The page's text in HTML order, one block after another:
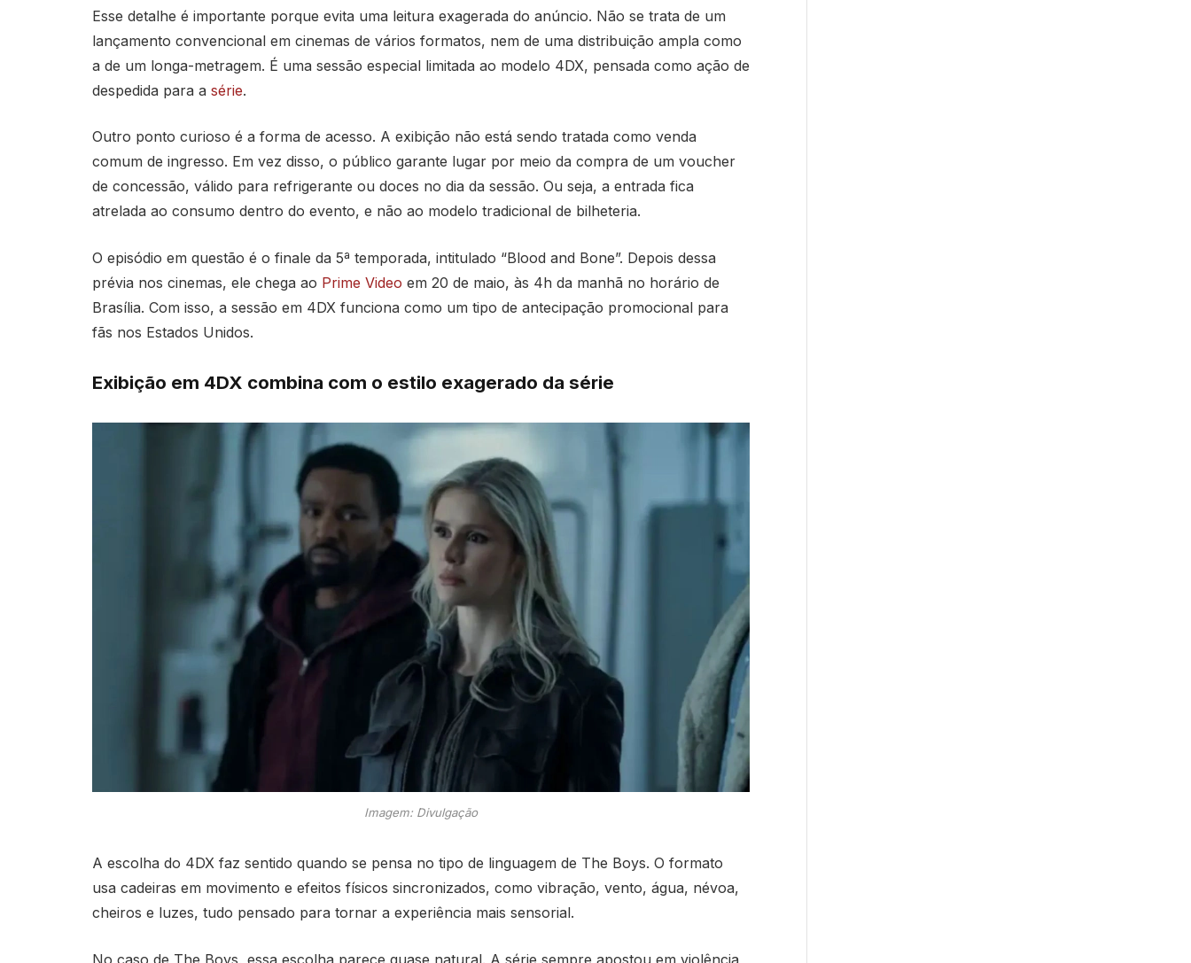
Esse detalhe é importante porque evita uma leitura exagerada do anúncio. Não se trata de um
lançamento convencional em cinemas de vários formatos, nem de uma distribuição ampla como
a de um longa-metragem. É uma sessão especial limitada ao modelo 4DX, pensada como ação de
despedida para a série.
Outro ponto curioso é a forma de acesso. A exibição não está sendo tratada como venda
comum de ingresso. Em vez disso, o público garante lugar por meio da compra de um voucher
de concessão, válido para refrigerante ou doces no dia da sessão. Ou seja, a entrada fica
atrelada ao consumo dentro do evento, e não ao modelo tradicional de bilheteria.
O episódio em questão é o finale da 5ª temporada, intitulado “Blood and Bone”. Depois dessa
prévia nos cinemas, ele chega ao Prime Video em 20 de maio, às 4h da manhã no horário de
Brasília. Com isso, a sessão em 4DX funciona como um tipo de antecipação promocional para
fãs nos Estados Unidos.
Exibição em 4DX combina com o estilo exagerado da série
Imagem: Divulgação
A escolha do 4DX faz sentido quando se pensa no tipo de linguagem de The Boys. O formato
usa cadeiras em movimento e efeitos físicos sincronizados, como vibração, vento, água, névoa,
cheiros e luzes, tudo pensado para tornar a experiência mais sensorial.